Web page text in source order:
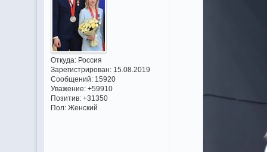
Откуда:Россия
Зарегистрирован: 15.08.2019
Сообщений:15920
Уважение: +59910
Позитив: +31350
Пол:Женский